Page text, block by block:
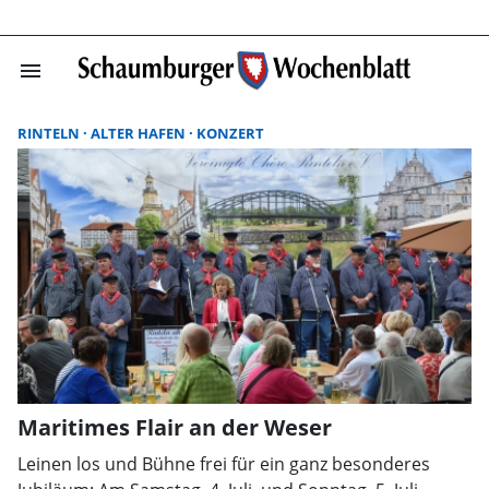
menu
RINTELN ALTER HAFEN KONZERT
Maritimes Flair an der Weser
Leinen los und Bühne frei für ein ganz besonderes